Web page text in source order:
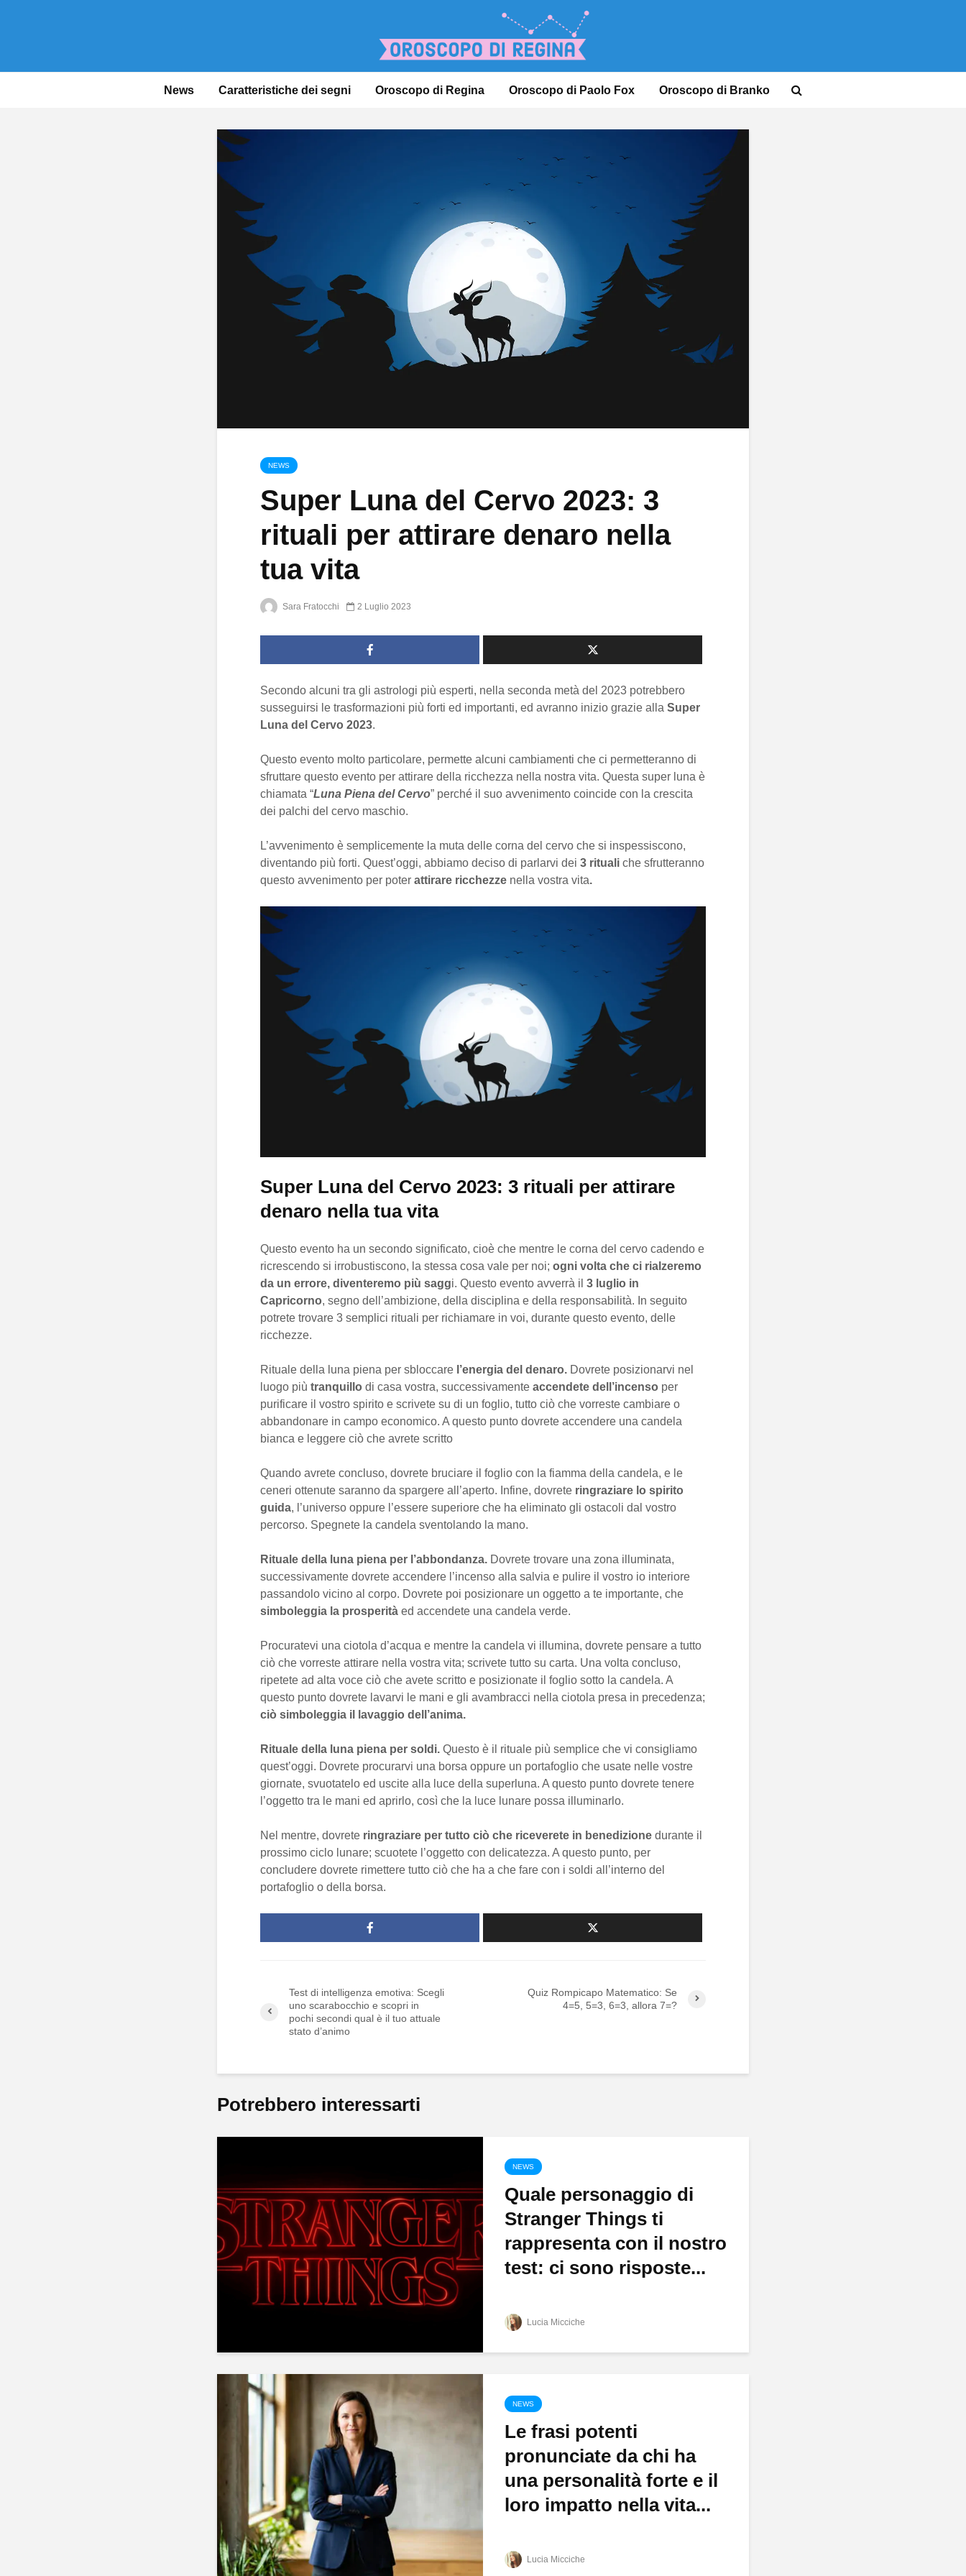
News Caratteristiche dei segni Oroscopo di Regina Oroscopo di Paolo Fox Oroscopo di Branko
NEWS
Super Luna del Cervo 2023: 3
rituali per attirare denaro nella
tua vita
Sara Fratocchi 2 Luglio 2023
Secondo alcuni tra gli astrologi più esperti, nella seconda metà del 2023 potrebbero
susseguirsi le trasformazioni più forti ed importanti, ed avranno inizio grazie alla Super
Luna del Cervo 2023.
Questo evento molto particolare, permette alcuni cambiamenti che ci permetteranno di
sfruttare questo evento per attirare della ricchezza nella nostra vita. Questa super luna è
chiamata “Luna Piena del Cervo” perché il suo avvenimento coincide con la crescita
dei palchi del cervo maschio.
L’avvenimento è semplicemente la muta delle corna del cervo che si inspessiscono,
diventando più forti. Quest’oggi, abbiamo deciso di parlarvi dei 3 rituali che sfrutteranno
questo avvenimento per poter attirare ricchezze nella vostra vita.
Super Luna del Cervo 2023: 3 rituali per attirare
denaro nella tua vita
Questo evento ha un secondo significato, cioè che mentre le corna del cervo cadendo e
ricrescendo si irrobustiscono, la stessa cosa vale per noi; ogni volta che ci rialzeremo
da un errore, diventeremo più saggi. Questo evento avverrà il 3 luglio in
Capricorno, segno dell’ambizione, della disciplina e della responsabilità. In seguito
potrete trovare 3 semplici rituali per richiamare in voi, durante questo evento, delle
ricchezze.
Rituale della luna piena per sbloccare l’energia del denaro. Dovrete posizionarvi nel
luogo più tranquillo di casa vostra, successivamente accendete dell’incenso per
purificare il vostro spirito e scrivete su di un foglio, tutto ciò che vorreste cambiare o
abbandonare in campo economico. A questo punto dovrete accendere una candela
bianca e leggere ciò che avrete scritto
Quando avrete concluso, dovrete bruciare il foglio con la fiamma della candela, e le
ceneri ottenute saranno da spargere all’aperto. Infine, dovrete ringraziare lo spirito
guida, l’universo oppure l’essere superiore che ha eliminato gli ostacoli dal vostro
percorso. Spegnete la candela sventolando la mano.
Rituale della luna piena per l’abbondanza. Dovrete trovare una zona illuminata,
successivamente dovrete accendere l’incenso alla salvia e pulire il vostro io interiore
passandolo vicino al corpo. Dovrete poi posizionare un oggetto a te importante, che
simboleggia la prosperità ed accendete una candela verde.
Procuratevi una ciotola d’acqua e mentre la candela vi illumina, dovrete pensare a tutto
ciò che vorreste attirare nella vostra vita; scrivete tutto su carta. Una volta concluso,
ripetete ad alta voce ciò che avete scritto e posizionate il foglio sotto la candela. A
questo punto dovrete lavarvi le mani e gli avambracci nella ciotola presa in precedenza;
ciò simboleggia il lavaggio dell’anima.
Rituale della luna piena per soldi. Questo è il rituale più semplice che vi consigliamo
quest’oggi. Dovrete procurarvi una borsa oppure un portafoglio che usate nelle vostre
giornate, svuotatelo ed uscite alla luce della superluna. A questo punto dovrete tenere
l’oggetto tra le mani ed aprirlo, così che la luce lunare possa illuminarlo.
Nel mentre, dovrete ringraziare per tutto ciò che riceverete in benedizione durante il
prossimo ciclo lunare; scuotete l’oggetto con delicatezza. A questo punto, per
concludere dovrete rimettere tutto ciò che ha a che fare con i soldi all’interno del
portafoglio o della borsa.
Test di intelligenza emotiva: Scegli
uno scarabocchio e scopri in
pochi secondi qual è il tuo attuale
stato d’animo
Quiz Rompicapo Matematico: Se
4=5, 5=3, 6=3, allora 7=?
Potrebbero interessarti
NEWS
Quale personaggio di
Stranger Things ti
rappresenta con il nostro
test: ci sono risposte...
Lucia Micciche
NEWS
Le frasi potenti
pronunciate da chi ha
una personalità forte e il
loro impatto nella vita...
Lucia Micciche